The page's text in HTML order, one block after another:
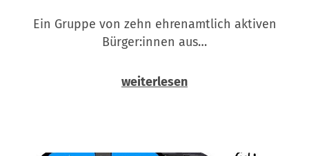
Ein Gruppe von zehn ehrenamtlich aktiven
Bürger:innen aus…
weiterlesen